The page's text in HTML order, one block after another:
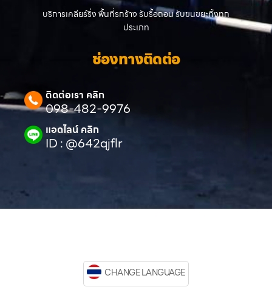
บริการเคลียร์ริ่ง พื้นที่รกร้าง รับรื้อถอน รับขนขยะทิ้งทุก
ประเภท
ช่องทางติดต่อ
ติดต่อเรา คลิก
098-482-9976
แอดไลน์ คลิก
ID : @642qjflr
CHANGE LANGUAGE